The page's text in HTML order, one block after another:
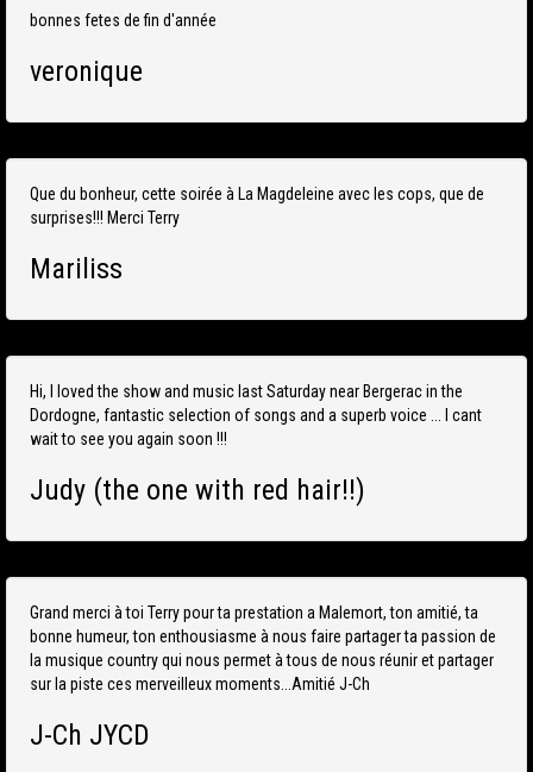
bonnes fetes de fin d'année
veronique
Que du bonheur, cette soirée à La Magdeleine avec les cops, que de
surprises!!! Merci Terry
Mariliss
Hi, I loved the show and music last Saturday near Bergerac in the
Dordogne, fantastic selection of songs and a superb voice ... I cant
wait to see you again soon !!!
Judy (the one with red hair!!)
Grand merci à toi Terry pour ta prestation a Malemort, ton amitié, ta
bonne humeur, ton enthousiasme à nous faire partager ta passion de
la musique country qui nous permet à tous de nous réunir et partager
sur la piste ces merveilleux moments...Amitié J-Ch
J-Ch JYCD